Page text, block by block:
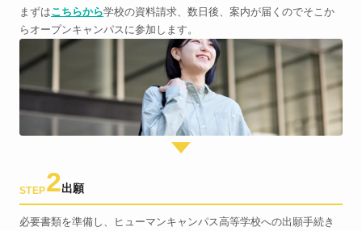
まずはこちらから学校の資料請求、数日後、案内が届くのでそこか
らオープンキャンパスに参加します。
STEP2出願
必要書類を準備し、ヒューマンキャンパス高等学校への出願手続き